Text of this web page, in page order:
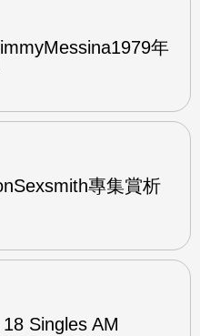
年
專集賞析
Singles AM